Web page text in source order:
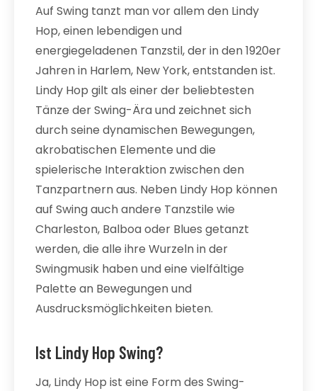
Auf Swing tanzt man vor allem den Lindy
Hop, einen lebendigen und
energiegeladenen Tanzstil, der in den 1920er
Jahren in Harlem, New York, entstanden ist.
Lindy Hop gilt als einer der beliebtesten
Tänze der Swing-Ära und zeichnet sich
durch seine dynamischen Bewegungen,
akrobatischen Elemente und die
spielerische Interaktion zwischen den
Tanzpartnern aus. Neben Lindy Hop können
auf Swing auch andere Tanzstile wie
Charleston, Balboa oder Blues getanzt
werden, die alle ihre Wurzeln in der
Swingmusik haben und eine vielfältige
Palette an Bewegungen und
Ausdrucksmöglichkeiten bieten.
Ist Lindy Hop Swing?
Ja, Lindy Hop ist eine Form des Swing-